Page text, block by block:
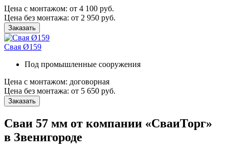
Цена с монтажом: от 4 100 руб.
Цена без монтажа: от 2 950 руб.
Заказать
Свая Ø159
Под промышленные сооружения
Цена с монтажом: договорная
Цена без монтажа: от 5 650 руб.
Заказать
Сваи 57 мм от компании «СваиТорг»
в Звенигороде